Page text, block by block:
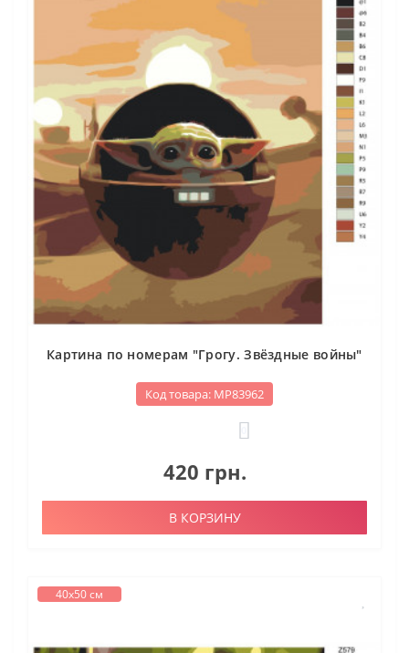
Картина по номерам "Грогу. Звёздные войны"
Код товара: МР83962
420 грн.
В КОРЗИНУ
40х50 см